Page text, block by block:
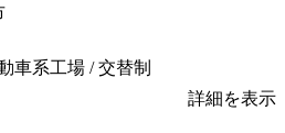
車系工場 / 交替制
詳細を表示